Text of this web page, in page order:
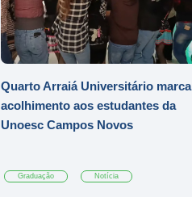
Quarto Arraiá Universitário marca
acolhimento aos estudantes da
Unoesc Campos Novos
Graduação Notícia